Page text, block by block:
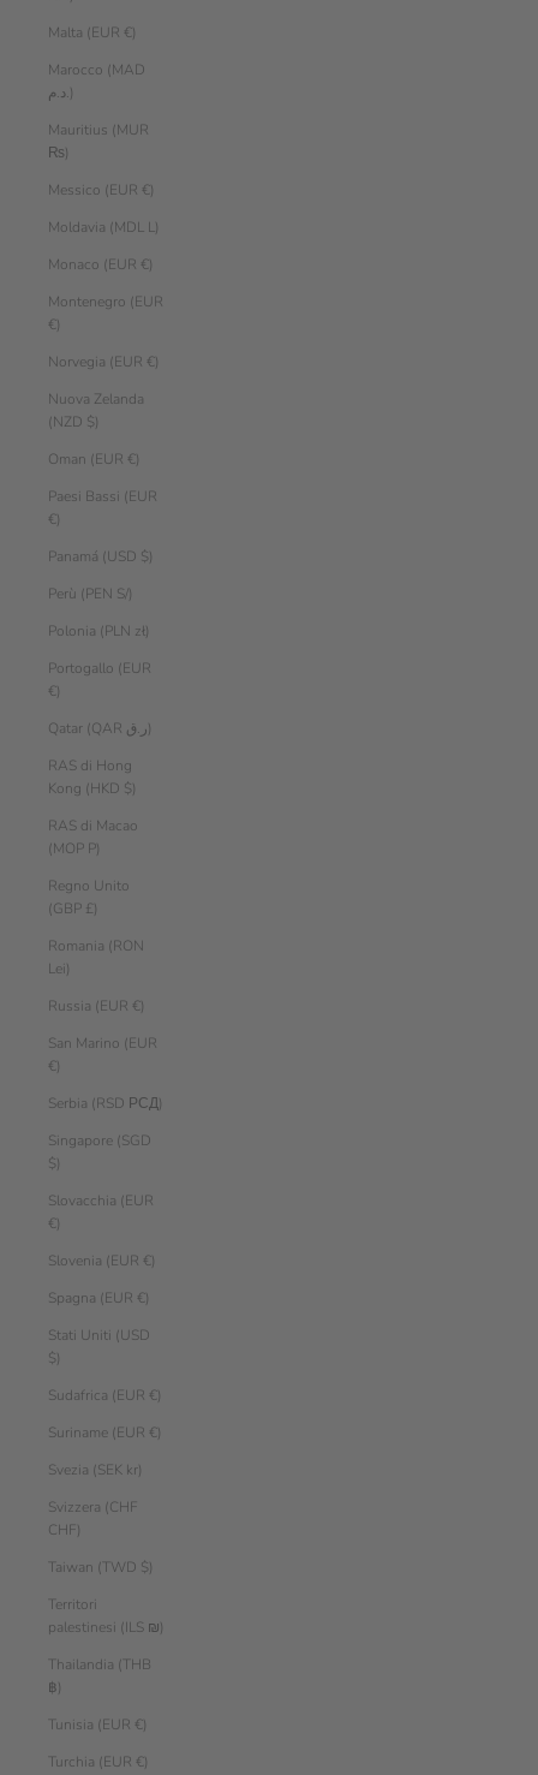
Malta (EUR €)
Marocco (MAD
د.م.)
Mauritius (MUR
₨)
Messico (EUR €)
Moldavia (MDL L)
Monaco (EUR €)
Montenegro (EUR
€)
Norvegia (EUR €)
Nuova Zelanda
(NZD $)
Oman (EUR €)
Paesi Bassi (EUR
€)
Panamá (USD $)
Perù (PEN S/)
Polonia (PLN zł)
Portogallo (EUR
€)
Qatar (QAR ر.ق)
RAS di Hong
Kong (HKD $)
RAS di Macao
(MOP P)
Regno Unito
(GBP £)
Romania (RON
Lei)
Russia (EUR €)
San Marino (EUR
€)
Serbia (RSD РСД)
Singapore (SGD
$)
Slovacchia (EUR
€)
Slovenia (EUR €)
Spagna (EUR €)
Stati Uniti (USD
$)
Sudafrica (EUR €)
Suriname (EUR €)
Svezia (SEK kr)
Svizzera (CHF
CHF)
Taiwan (TWD $)
Territori
palestinesi (ILS ₪)
Thailandia (THB
฿)
Tunisia (EUR €)
Turchia (EUR €)